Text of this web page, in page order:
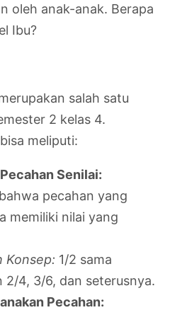
oleh anak-anak. Berapa
Ibu?
salah satu
2 kelas 4.
meliputi:
Senilai:
pecahan yang
memiliki nilai yang
Konsep: 1/2 sama
2/4, 3/6, dan seterusnya.
Pecahan: